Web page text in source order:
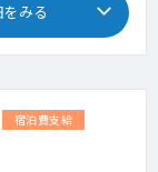
みる
宿泊費支給